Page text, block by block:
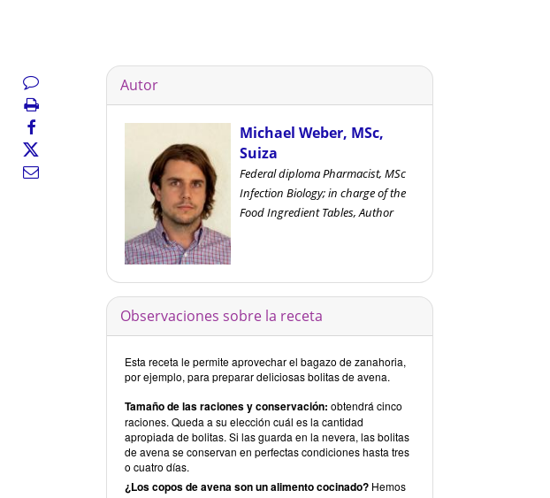
Autor
Michael Weber, MSc,
Suiza
Federal diploma Pharmacist, MSc
Infection Biology; in charge of the
Food Ingredient Tables, Author
Observaciones sobre la receta
Esta receta le permite aprovechar el bagazo de zanahoria,
por ejemplo, para preparar deliciosas bolitas de avena.
Tamaño de las raciones y conservación: obtendrá cinco
raciones. Queda a su elección cuál es la cantidad
apropiada de bolitas. Si las guarda en la nevera, las bolitas
de avena se conservan en perfectas condiciones hasta tres
o cuatro días.
¿Los copos de avena son un alimento cocinado? Hemos